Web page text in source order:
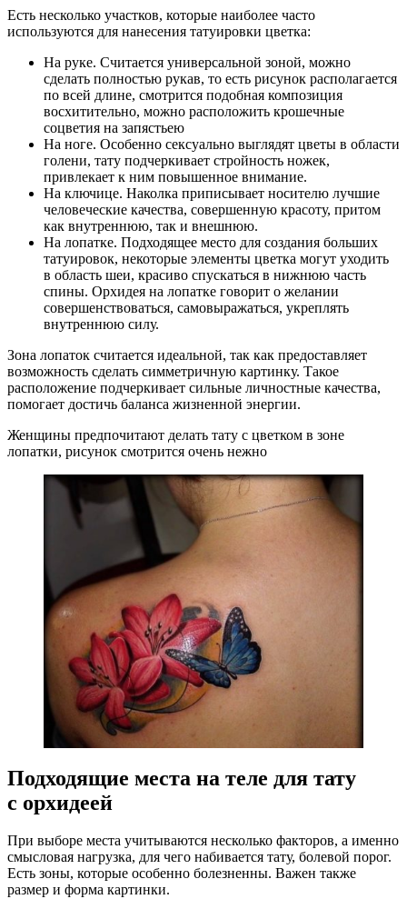
Есть несколько участков, которые наиболее часто
используются для нанесения татуировки цветка:
На руке. Считается универсальной зоной, можно
сделать полностью рукав, то есть рисунок располагается
по всей длине, смотрится подобная композиция
восхитительно, можно расположить крошечные
соцветия на запястьею
На ноге. Особенно сексуально выглядят цветы в области
голени, тату подчеркивает стройность ножек,
привлекает к ним повышенное внимание.
На ключице. Наколка приписывает носителю лучшие
человеческие качества, совершенную красоту, притом
как внутреннюю, так и внешнюю.
На лопатке. Подходящее место для создания больших
татуировок, некоторые элементы цветка могут уходить
в область шеи, красиво спускаться в нижнюю часть
спины. Орхидея на лопатке говорит о желании
совершенствоваться, самовыражаться, укреплять
внутреннюю силу.
Зона лопаток считается идеальной, так как предоставляет
возможность сделать симметричную картинку. Такое
расположение подчеркивает сильные личностные качества,
помогает достичь баланса жизненной энергии.
Женщины предпочитают делать тату с цветком в зоне
лопатки, рисунок смотрится очень нежно
Подходящие места на теле для тату
с орхидеей
При выборе места учитываются несколько факторов, а именно
смысловая нагрузка, для чего набивается тату, болевой порог.
Есть зоны, которые особенно болезненны. Важен также
размер и форма картинки.